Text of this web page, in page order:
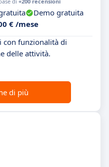
Demo gratuita
€ /mese
con funzionalità di
delle attività.
di più